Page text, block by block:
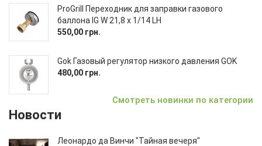
ProGrill Переходник для заправки газового
баллона IG W 21,8 x 1/14 LH
550,00 грн.
Gok Газовый регулятор низкого давления GOK
480,00 грн.
Смотреть новинки по категории
Новости
Леонардо да Винчи "Тайная вечеря"